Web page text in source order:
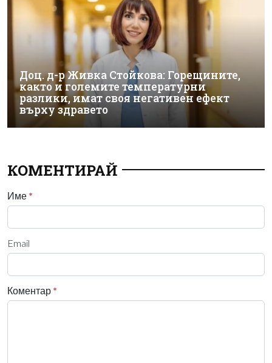
Доц. д-р Живка Стойкова: Горещините,
както и големите температурни
разлики, имат своя негативен ефект
върху здравето
КОМЕНТИРАЙ
Име *
Email
Коментар *